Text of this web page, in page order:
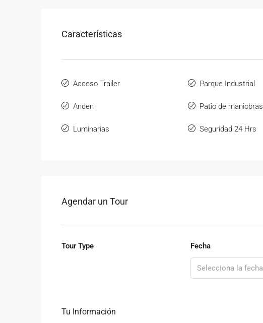
Características
Acceso Trailer
Anden
Luminarias
Parque Industrial
Patio de maniobras
Seguridad 24 Hrs
Agendar un Tour
Tour Type Fecha
Tu Información